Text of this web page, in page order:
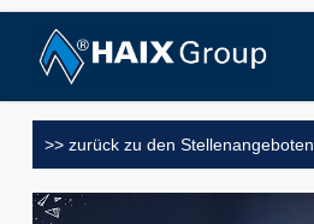
Skip
>> zurück zu den Stellenangeboten